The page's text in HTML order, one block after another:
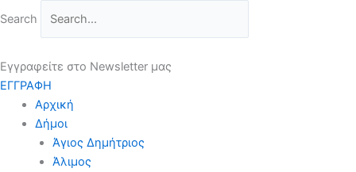
στο
Search
Εγγραφείτε στο Newsletter μας
ΕΓΓΡΑΦΗ
Αρχική
Δήμοι
Άγιος Δημήτριος
Άλιμος